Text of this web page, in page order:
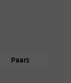
Paars